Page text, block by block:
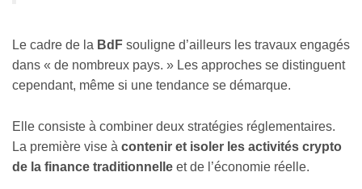
Le cadre de la BdF souligne d’ailleurs les travaux engagés
dans « de nombreux pays. » Les approches se distinguent
cependant, même si une tendance se démarque.
Elle consiste à combiner deux stratégies réglementaires.
La première vise à contenir et isoler les activités crypto
de la finance traditionnelle et de l’économie réelle.